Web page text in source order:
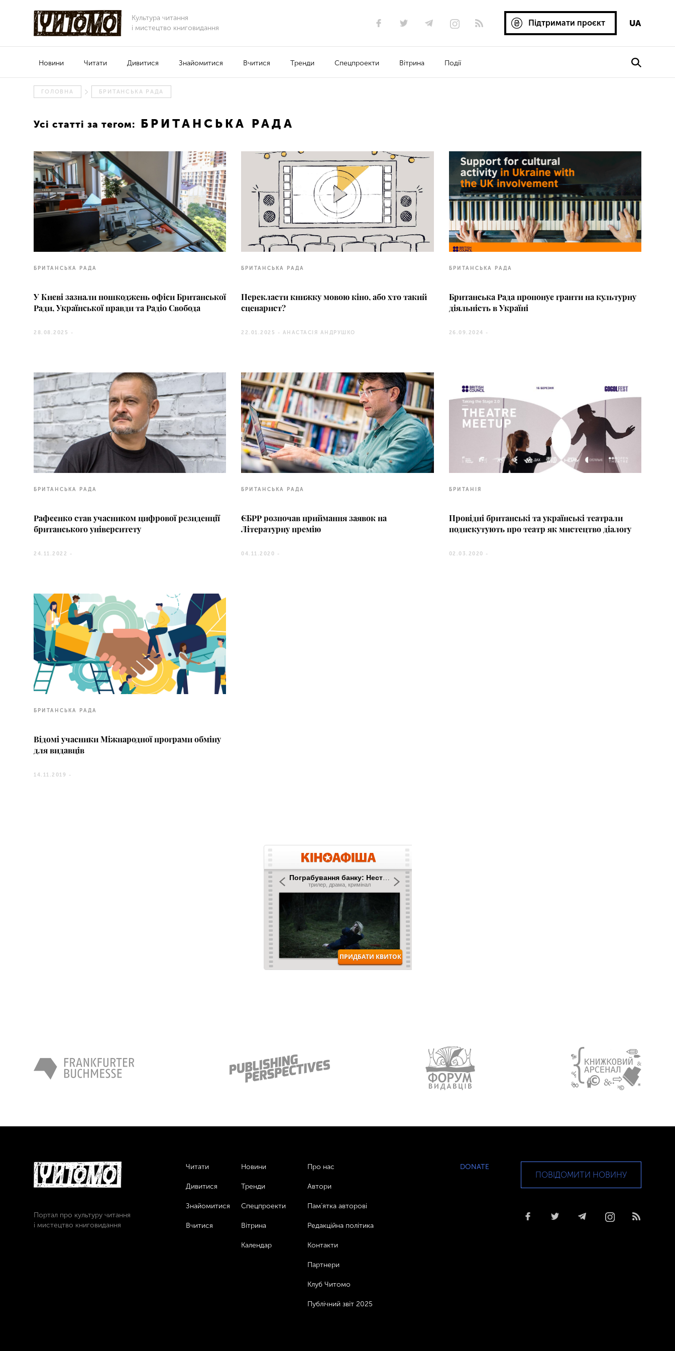
Культура читання
і мистецтво книговидання
UA
Підтримати проєкт
Новини Читати Дивитися Знайомитися Вчитися Тренди Спецпроекти Вітрина Події
ГОЛОВНА БРИТАНСЬКА РАДА
Усі статті за тегом: БРИТАНСЬКА РАДА
БРИТАНСЬКА РАДА
У Києві зазнали пошкоджень офіси Британської
Ради, Української правди та Радіо Свобода
28.08.2025 -
БРИТАНСЬКА РАДА
Перекласти книжку мовою кіно, або хто такий
сценарист?
22.01.2025 - АНАСТАСІЯ АНДРУШКО
БРИТАНСЬКА РАДА
Британська Рада пропонує гранти на культурну
діяльність в Україні
26.09.2024 -
БРИТАНСЬКА РАДА
Рафєєнко став учасником цифрової резиденції
британського університету
24.11.2022 -
БРИТАНСЬКА РАДА
ЄБРР розпочав приймання заявок на
Літературну премію
04.11.2020 -
БРИТАНІЯ
Провідні британські та українські театрали
подискутують про театр як мистецтво діалогу
02.03.2020 -
БРИТАНСЬКА РАДА
Відомі учасники Міжнародної програми обміну
для видавців
14.11.2019 -
Портал про культуру читання
і мистецтво книговидання
Читати
Дивитися
Знайомитися
Вчитися
Новини
Тренди
Спецпроекти
Вітрина
Календар
Про нас
Автори
Пам’ятка авторові
Редакційна політика
Контакти
Партнери
Клуб Читомо
Публічний звіт 2025
DONATE
ПОВІДОМИТИ НОВИНУ